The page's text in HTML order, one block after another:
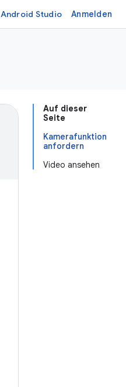
Android Studio Anmelden
Auf dieser
Seite
Kamerafunktion
anfordern
Video ansehen